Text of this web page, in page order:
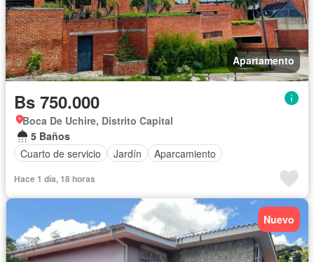
Apartamento
Bs 750.000
Boca De Uchire, Distrito Capital
5 Baños
Cuarto de servicio
Jardín Aparcamiento
Hace 1 día, 18 horas
Nuevo